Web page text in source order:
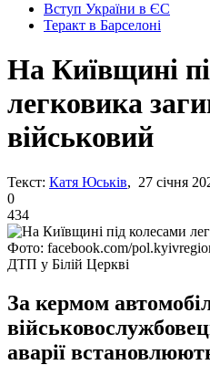
Вступ України в ЄС
Теракт в Барселоні
На Київщині
легковика
військовий
Текст: Катя Юськів, 27 січня
0
434
Фото: facebook.com/
ДТП у Білій Церкві
За кермом
аварії